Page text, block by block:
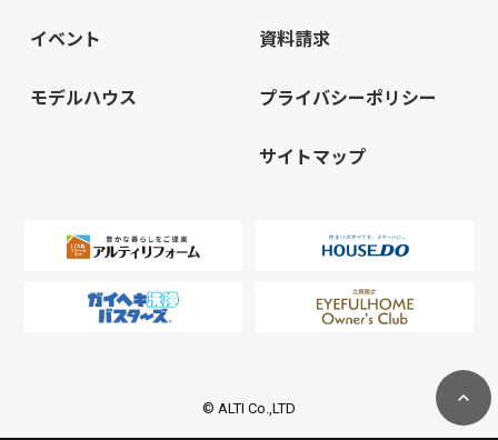
イベント
モデルハウス
資料請求
プライバシーポリシー
サイトマップ
© ALTI Co.,LTD